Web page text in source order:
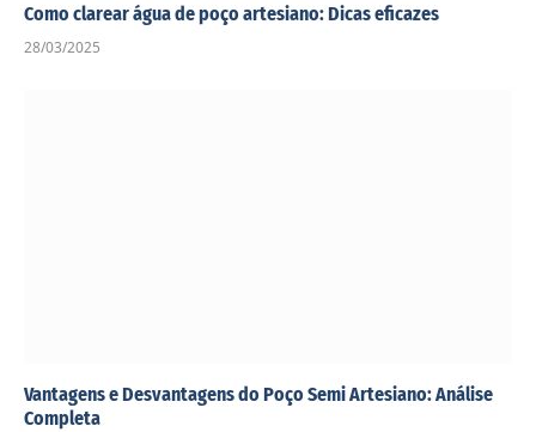
Como clarear água de poço artesiano: Dicas eficazes
28/03/2025
Vantagens e Desvantagens do Poço Semi Artesiano: Análise
Completa